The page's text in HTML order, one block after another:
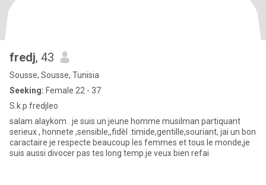
fredj, 43
Sousse, Sousse, Tunisia
Seeking: Female 22 - 37
S.k.p fredjleo
salam alaykom . je suis un jeune homme musilman partiquant
serieux , honnete ,sensible,,fidèl .timide,gentille,souriant, jai un bon
caractaire je respecte beaucoup les femmes et tous le monde,je
suis aussi divocer pas tes long temp.je veux bien refai